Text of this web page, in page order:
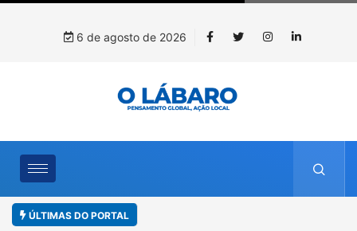
6 de agosto de 2026
ÚLTIMAS DO PORTAL